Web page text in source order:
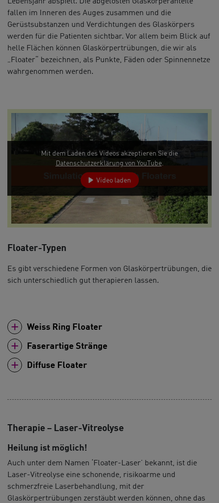
fallen im Inneren des Auges zusammen und die
Gerüstsubstanzen und Verdichtungen des Glaskörpers
werden für die Patienten sichtbar. Vor allem beim Blick auf
helle Flächen können Glaskörpertrübungen, die wir als
„Floater“ bezeichnen, als Punkte, Fäden oder Spinnennetze
wahrgenommen werden.
Mit dem Laden des Videos akzeptieren Sie die
Datenschutzerklärung von YouTube.
Video laden
Floater-Typen
Es gibt verschiedene Formen von Glaskörpertrübungen, die
sich unterschiedlich gut therapieren lassen.
Weiss Ring Floater
Faserartige Stränge
Diffuse Floater
Therapie – Laser-Vitreolyse
Heilung ist möglich!
Auch unter dem Namen ‘Floater-Laser’ bekannt, ist die
Laser-Vitreolyse eine schonende, risikoarme und
schmerzfreie Laserbehandlung, mit der
Glaskörpertrübungen zerstäubt werden können, ohne das